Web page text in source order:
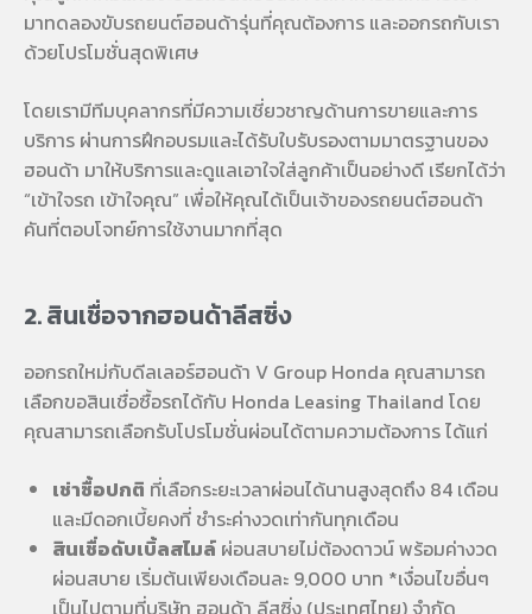
มาทดลองขับรถยนต์ฮอนด้ารุ่นที่คุณต้องการ และออกรถกับเรา
ด้วยโปรโมชั่นสุดพิเศษ
โดยเรามีทีมบุคลากรที่มีความเชี่ยวชาญด้านการขายและการ
บริการ ผ่านการฝึกอบรมและได้รับใบรับรองตามมาตรฐานของ
ฮอนด้า มาให้บริการและดูแลเอาใจใส่ลูกค้าเป็นอย่างดี เรียกได้ว่า
“เข้าใจรถ เข้าใจคุณ” เพื่อให้คุณได้เป็นเจ้าของรถยนต์ฮอนด้า
คันที่ตอบโจทย์การใช้งานมากที่สุด
2. สินเชื่อจากฮอนด้าลีสซิ่ง
ออกรถใหม่กับดีลเลอร์ฮอนด้า V Group Honda คุณสามารถ
เลือกขอสินเชื่อซื้อรถได้กับ Honda Leasing Thailand โดย
คุณสามารถเลือกรับโปรโมชั่นผ่อนได้ตามความต้องการ ได้แก่
เช่าซื้อปกติ ที่เลือกระยะเวลาผ่อนได้นานสูงสุดถึง 84 เดือน
และมีดอกเบี้ยคงที่ ชำระค่างวดเท่ากันทุกเดือน
สินเชื่อดับเบิ้ลสไมล์ ผ่อนสบายไม่ต้องดาวน์ พร้อมค่างวด
ผ่อนสบาย เริ่มต้นเพียงเดือนละ 9,000 บาท *เงื่อนไขอื่นๆ
เป็นไปตามที่บริษัท ฮอนด้า ลีสซิ่ง (ประเทศไทย) จำกัด